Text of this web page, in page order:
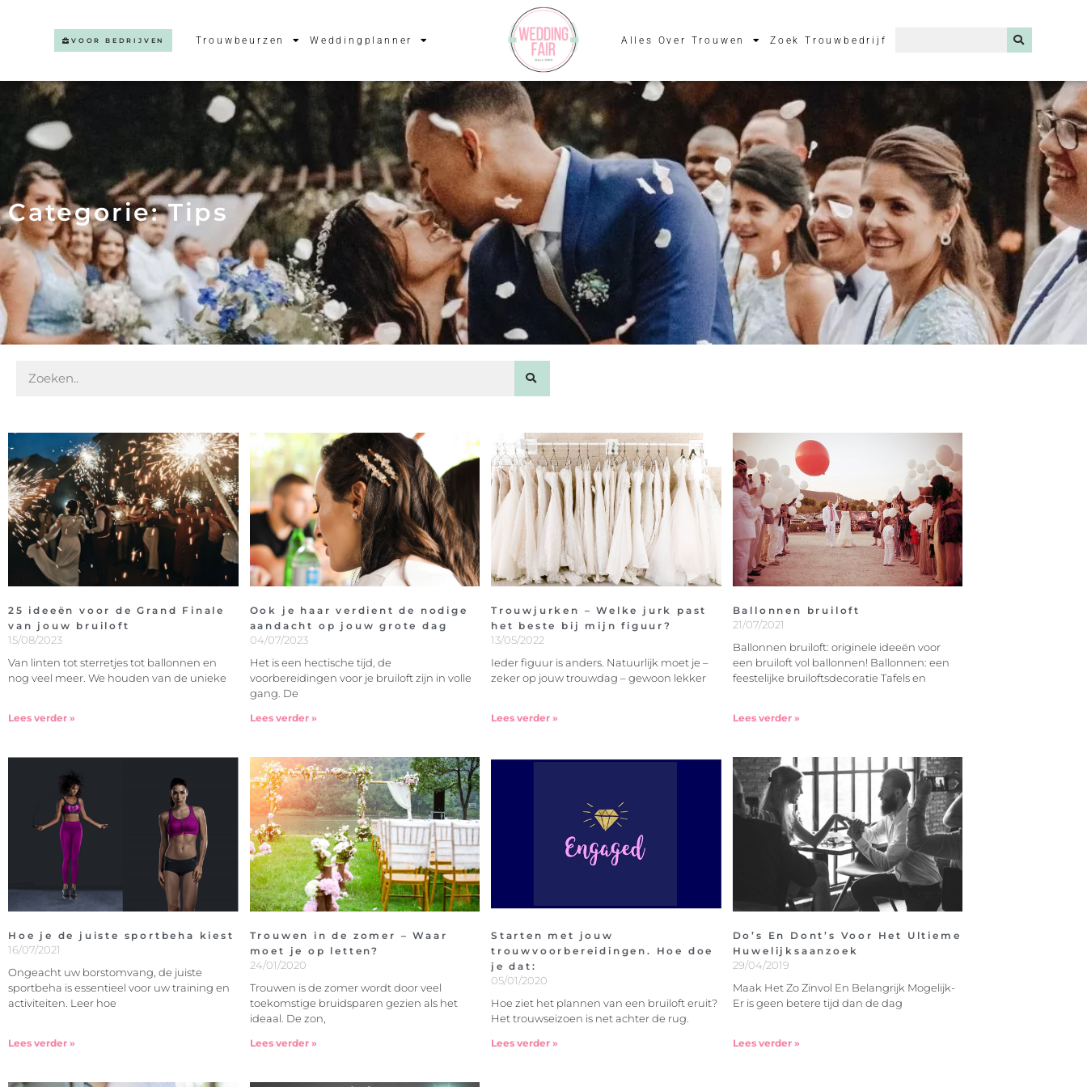
VOOR BEDRIJVEN Trouwbeurzen Weddingplanner Alles Over Trouwen Zoek Trouwbedrijf
Categorie: Tips
25 ideeën voor de Grand Finale
van jouw bruiloft
15/08/2023
Van linten tot sterretjes tot ballonnen en
nog veel meer. We houden van de unieke
Lees verder »
Ook je haar verdient de nodige
aandacht op jouw grote dag
04/07/2023
Het is een hectische tijd, de
voorbereidingen voor je bruiloft zijn in volle
gang. De
Lees verder »
Trouwjurken – Welke jurk past
het beste bij mijn figuur?
13/05/2022
Ieder figuur is anders. Natuurlijk moet je –
zeker op jouw trouwdag – gewoon lekker
Lees verder »
Ballonnen bruiloft
21/07/2021
Ballonnen bruiloft: originele ideeën voor
een bruiloft vol ballonnen! Ballonnen: een
feestelijke bruiloftsdecoratie Tafels en
Lees verder »
Hoe je de juiste sportbeha kiest
16/07/2021
Ongeacht uw borstomvang, de juiste
sportbeha is essentieel voor uw training en
activiteiten. Leer hoe
Lees verder »
Trouwen in de zomer – Waar
moet je op letten?
24/01/2020
Trouwen is de zomer wordt door veel
toekomstige bruidsparen gezien als het
ideaal. De zon,
Lees verder »
Starten met jouw
trouwvoorbereidingen. Hoe doe
je dat:
05/01/2020
Hoe ziet het plannen van een bruiloft eruit?
Het trouwseizoen is net achter de rug.
Lees verder »
Do’s En Dont’s Voor Het Ultieme
Huwelijksaanzoek
29/04/2019
Maak Het Zo Zinvol En Belangrijk Mogelijk-
Er is geen betere tijd dan de dag
Lees verder »